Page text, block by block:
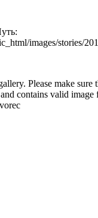
images/stories/
Please make
contains valid